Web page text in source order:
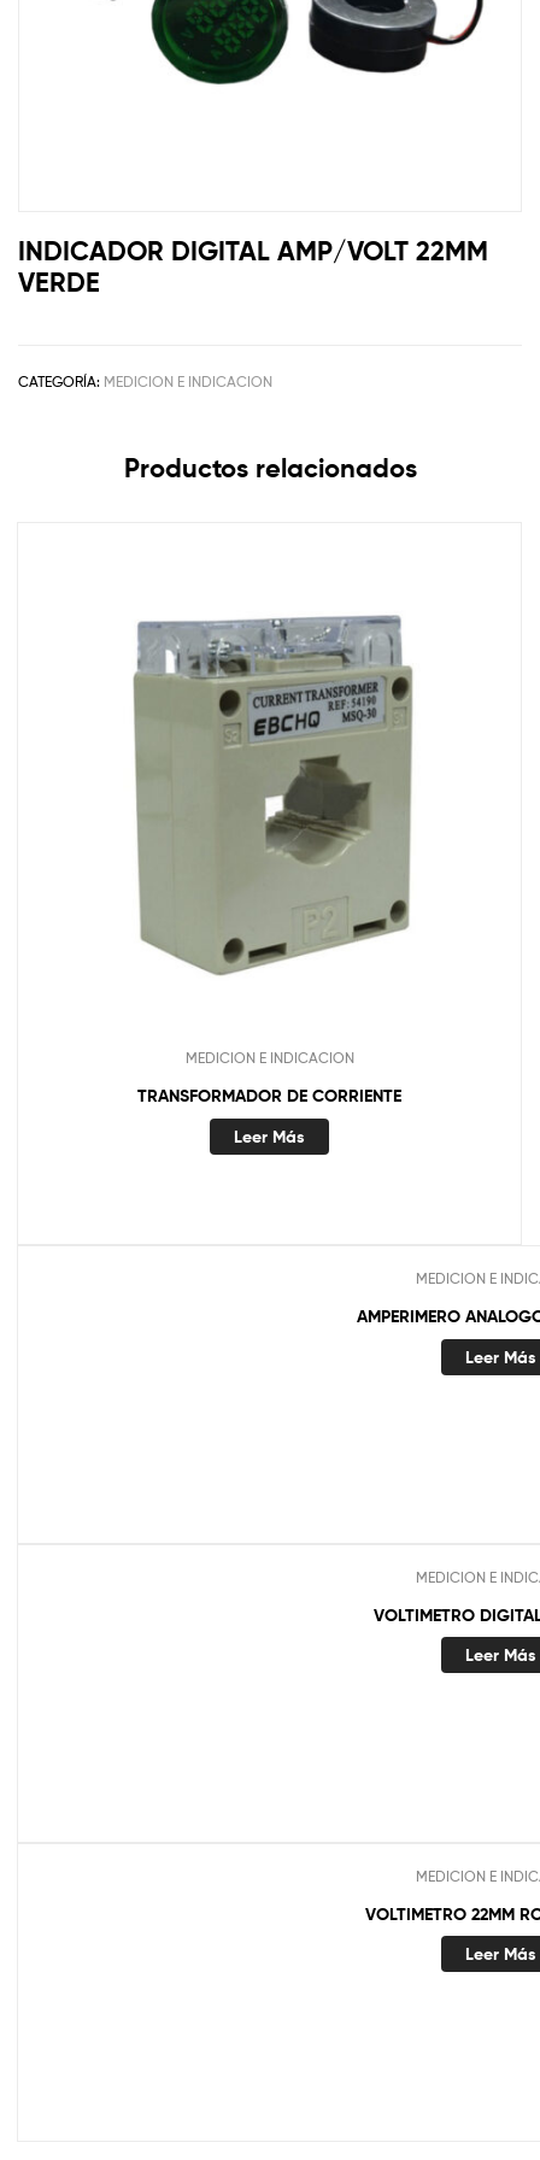
INDICADOR DIGITAL AMP/VOLT 22MM
VERDE
CATEGORÍA: MEDICION E INDICACION
Productos relacionados
MEDICION E INDICACION
TRANSFORMADOR DE CORRIENTE
Leer Más
MEDICION E
AMPERIMERO
Leer Más
MEDICION E
VOLTIMETRO
Leer Más
MEDICION E
VOLTIMETRO 22MM
Leer Más